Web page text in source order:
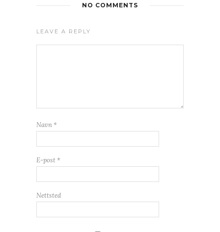
NO COMMENTS
LEAVE A REPLY
Navn *
E-post *
Nettsted